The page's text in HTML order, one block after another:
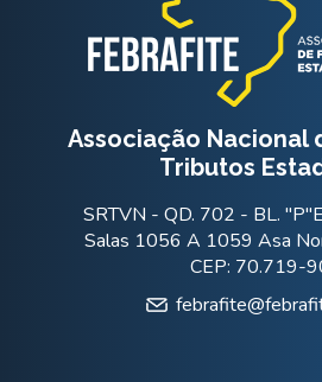
Associação Nacional
Tributos
SRTVN - QD. 702 - BL.
Salas 1056 A 1059 Asa
CEP: 70.719-